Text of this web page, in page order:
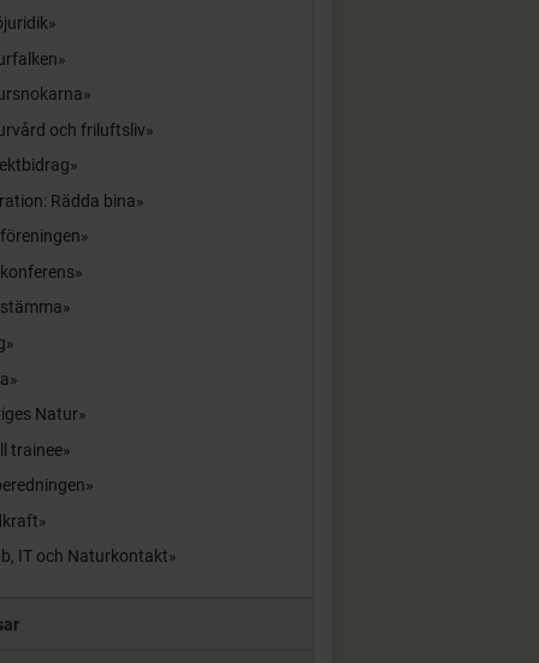
och friluftsliv
Rädda bina
Natur
trainee
IT och Naturkontakt